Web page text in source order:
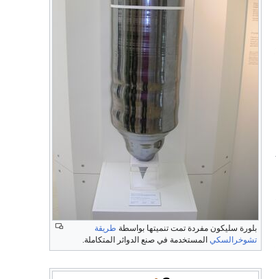
بلورة سليكون مفردة تمت تنميتها بواسطة طريقة
تشوخرالسكي المستخدمة في صنع الدوائر المتكاملة.